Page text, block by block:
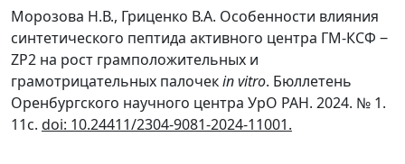
Морозова Н.В., Гриценко В.А. Особенности влияния
синтетического пептида активного центра ГМ-КСФ ‒
ZP2 на рост грамположительных и
грамотрицательных палочекin vitro. Бюллетень
Оренбургского научного центра УрО РАН. 2024. № 1.
11с. doi: 10.24411/2304-9081-2024-11001.